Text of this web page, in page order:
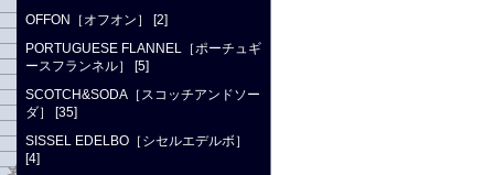
OFFON［オフオン］ [2]
PORTUGUESE FLANNEL［ポーチュギ
ースフランネル］ [5]
SCOTCH&SODA［スコッチアンドソー
ダ］ [35]
SISSEL EDELBO［シセルエデルボ］
[4]